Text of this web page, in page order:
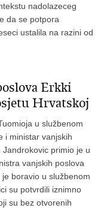
nadolazeceg
da se potpora
ustalila na razini od
Erkki
Hrvatskoj
u službenom
i ministar vanjskih
primio je u
vanjskih poslova
boravio u službenom
su potvrdili iznimno
su bez otvorenih